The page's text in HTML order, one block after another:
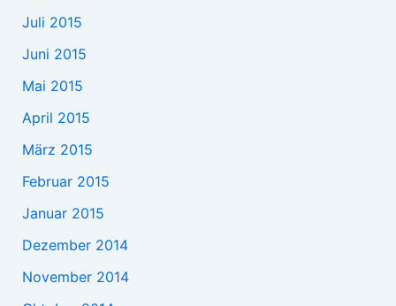
Juli 2015
Juni 2015
Mai 2015
April 2015
März 2015
Februar 2015
Januar 2015
Dezember 2014
November 2014